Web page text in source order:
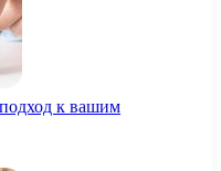
к вашим